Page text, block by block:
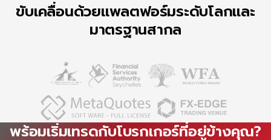
ขับเคลื่อนด้วยแพลตฟอร์มระดับโลกและ
มาตรฐานสากล
พร้อมเริ่มเทรดกับโบรกเกอร์ที่อยู่ข้างคุณ?